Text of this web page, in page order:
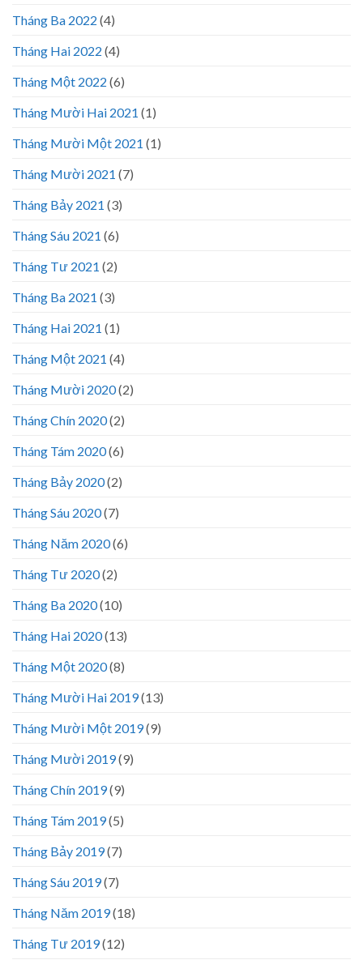
Tháng Ba 2022 (4)
Tháng Hai 2022 (4)
Tháng Một 2022 (6)
Tháng Mười Hai 2021 (1)
Tháng Mười Một 2021 (1)
Tháng Mười 2021 (7)
Tháng Bảy 2021 (3)
Tháng Sáu 2021 (6)
Tháng Tư 2021 (2)
Tháng Ba 2021 (3)
Tháng Hai 2021 (1)
Tháng Một 2021 (4)
Tháng Mười 2020(2)
Tháng Chín 2020(2)
Tháng Tám 2020(6)
Tháng Bảy 2020(2)
Tháng Sáu 2020(7)
Tháng Năm 2020(6)
Tháng Tư 2020(2)
Tháng Ba 2020(10)
Tháng Hai 2020(13)
Tháng Một 2020(8)
Tháng Mười Hai 2019(13)
Tháng Mười Một 2019(9)
Tháng Mười 2019(9)
Tháng Chín 2019(9)
Tháng Tám 2019(5)
Tháng Bảy 2019(7)
Tháng Sáu 2019(7)
Tháng Năm 2019(18)
Tháng Tư 2019(12)